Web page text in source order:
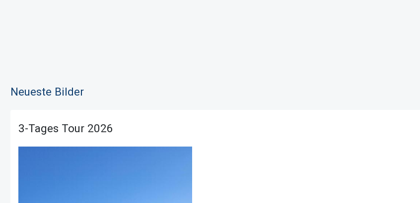
Neueste Bilder
3-Tages Tour 2026